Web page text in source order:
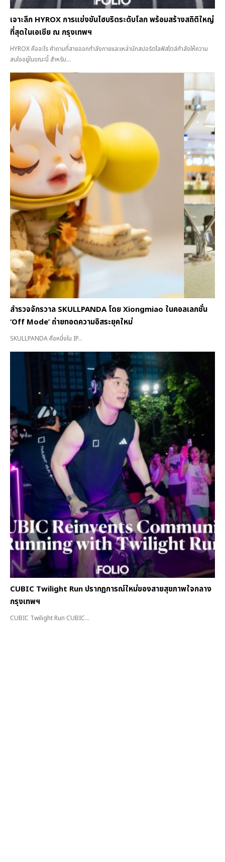
เจาะลึก HYROX การแข่งขันไฮบริดระดับโลก พร้อมสร้างสถิติใหญ่
ที่สุดในเอเชีย ณ กรุงเทพฯ
HYROX คืออะไร คำถามที่สายออกกำลังกายและเหล่านักสปอร์ตไลฟ์สไตล์กำลังให้ความ
สนใจอยู่ในขณะนี้ สำหรับ...
สำรวจจักรวาล SKULLPANDA โดย Xiongmiao ในคอลเลกชั่น
‘Off Mode’ ถ่ายทอดความอิสระยุคใหม่
SKULLPANDA คือหนึ่งใน IP...
CUBIC Twilight Run ปรากฏการณ์ใหม่ของสายสุขภาพใจกลาง
กรุงเทพฯ
CUBIC Twilight Run CUBIC...